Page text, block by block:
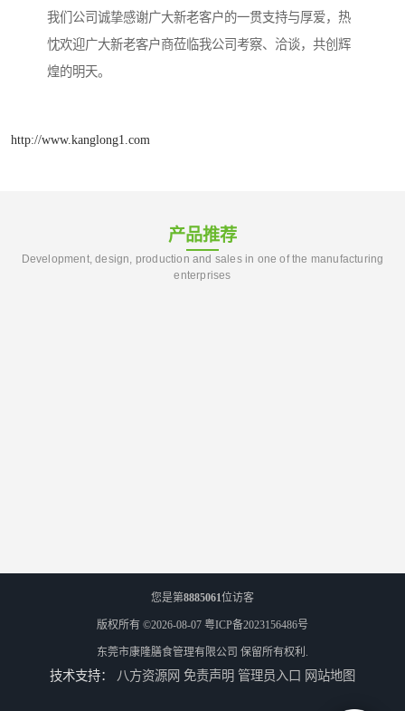
我们公司诚挚感谢广大新老客户的一贯支持与厚爱，热
忱欢迎广大新老客户商莅临我公司考察、洽谈，共创辉
煌的明天。
http://www.kanglong1.com
产品推荐
Development, design, production and sales in one of the manufacturing
enterprises
您是第8885061位访客
版权所有 ©2026-08-07 粤ICP备2023156486号
东莞市康隆膳食管理有限公司 保留所有权利.
技术支持： 八方资源网 免责声明 管理员入口 网站地图